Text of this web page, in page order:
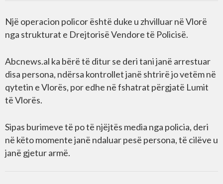
Një operacion policor është duke u zhvilluar në Vlorë
nga strukturat e Drejtorisë Vendore të Policisë.
Abcnews.al ka bërë të ditur se deri tani janë arrestuar
disa persona, ndërsa kontrollet janë shtrirë jo vetëm në
qytetin e Vlorës, por edhe në fshatrat përgjatë Lumit
të Vlorës.
Sipas burimeve të po të njëjtës media nga policia, deri
në këto momente janë ndaluar pesë persona, të cilëve u
janë gjetur armë.